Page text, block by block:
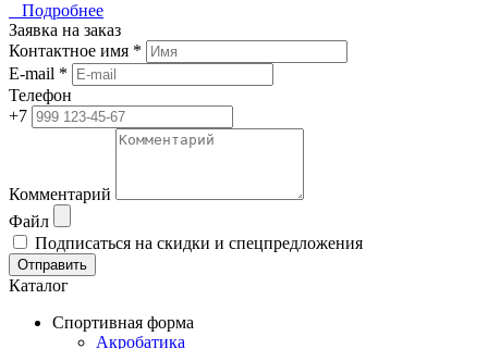
Подробнее
Заявка на заказ
Контактное имя *
E-mail *
Телефон
+7
Комментарий
Файл
Подписаться на скидки и спецпредложения
Отправить
Каталог
Спортивная форма
Акробатика